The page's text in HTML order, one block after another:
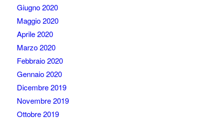
Giugno 2020
Maggio 2020
Aprile 2020
Marzo 2020
Febbraio 2020
Gennaio 2020
Dicembre 2019
Novembre 2019
Ottobre 2019